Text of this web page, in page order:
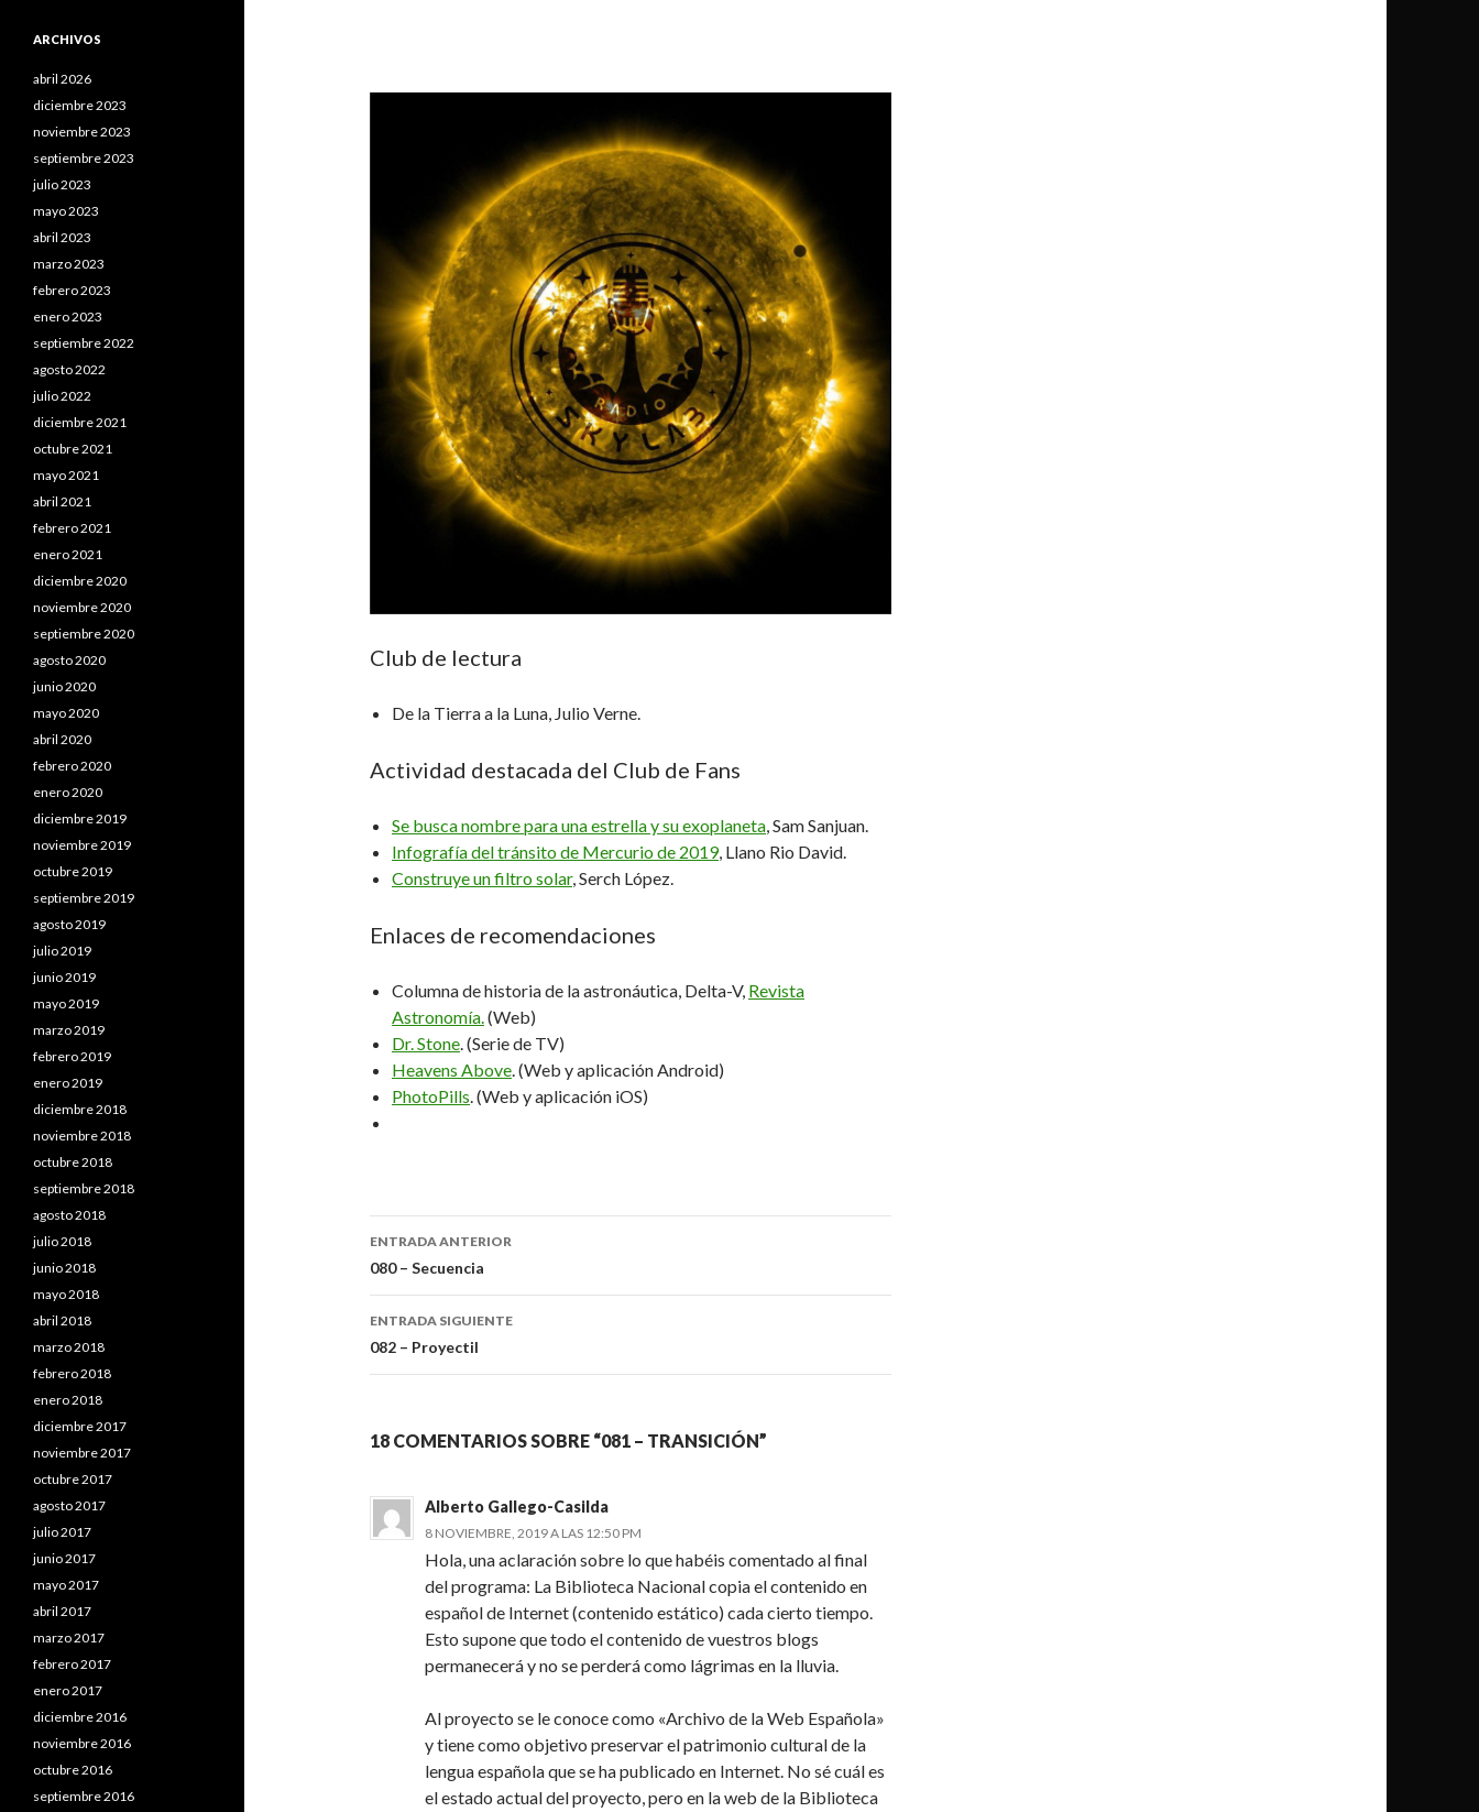
Club de lectura
De la Tierra a la Luna, Julio Verne.
Actividad destacada del Club de Fans
Se busca nombre para una estrella y su exoplaneta, Sam Sanjuan.
Infografía del tránsito de Mercurio de 2019, Llano Rio David.
Construye un filtro solar, Serch López.
Enlaces de recomendaciones
Columna de historia de la astronáutica, Delta-V, Revista
Astronomía.(Web)
Dr. Stone. (Serie de TV)
Heavens Above. (Web y aplicación Android)
PhotoPills. (Web y aplicación iOS)
Navegación
de
entradas
ENTRADA ANTERIOR
080 – Secuencia
ENTRADA SIGUIENTE
082 – Proyectil
18 COMENTARIOS SOBRE “081 – TRANSICIÓN”
Alberto Gallego-Casilda
8 NOVIEMBRE, 2019 A LAS 12:50 PM
Hola, una aclaración sobre lo que habéis comentado al final
del programa: La Biblioteca Nacional copia el contenido en
español de Internet (contenido estático) cada cierto tiempo.
Esto supone que todo el contenido de vuestros blogs
permanecerá y no se perderá como lágrimas en la lluvia.
Al proyecto se le conoce como «Archivo de la Web Española»
y tiene como objetivo preservar el patrimonio cultural de la
lengua española que se ha publicado en Internet. No sé cuál es
el estado actual del proyecto, pero en la web de la Biblioteca
ARCHIVOS
abril 2026
diciembre 2023
noviembre 2023
septiembre 2023
julio 2023
mayo 2023
abril 2023
marzo 2023
febrero 2023
enero 2023
septiembre 2022
agosto 2022
julio 2022
diciembre 2021
octubre 2021
mayo 2021
abril 2021
febrero 2021
enero 2021
diciembre 2020
noviembre 2020
septiembre 2020
agosto 2020
junio 2020
mayo 2020
abril 2020
febrero 2020
enero 2020
diciembre 2019
noviembre 2019
octubre 2019
septiembre 2019
agosto 2019
julio 2019
junio 2019
mayo 2019
marzo 2019
febrero 2019
enero 2019
diciembre 2018
noviembre 2018
octubre 2018
septiembre 2018
agosto 2018
julio 2018
junio 2018
mayo 2018
abril 2018
marzo 2018
febrero 2018
enero 2018
diciembre 2017
noviembre 2017
octubre 2017
agosto 2017
julio 2017
junio 2017
mayo 2017
abril 2017
marzo 2017
febrero 2017
enero 2017
diciembre 2016
noviembre 2016
octubre 2016
septiembre 2016